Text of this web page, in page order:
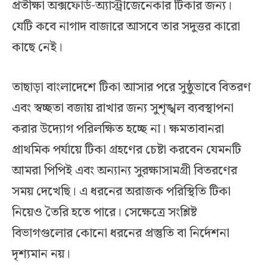
প্রতীক্ষা অক্সফোর্ড-অ্যাস্ট্রাজেনেকার টিকার জন্য।
যেটি কবে নাগাদ বাজারে আসবে তার সদুত্তর কারো
কাছে নেই।
তাছাড়া বাংলাদেশে টিকা আসার পরে সুষ্ঠুভাবে বিতরণ
এবং স্বচ্ছতা বজায় রাখার জন্য সুশৃঙ্খল ব্যবস্থাপনা
করার উদ্যোগ পরিলক্ষিত হচ্ছে না। ক্ষমতাবানরা
প্রাথমিক পর্যায়ে টিকা গ্রহণের চেষ্টা করবেন যেমনটি
আমরা পিপিই এবং অন্যান্য সুরক্ষাসামগ্রী বিতরণের
সময় দেখেছি। এ ধরনের অরাজক পরিস্থিতি টিকা
নিয়েও তৈরি হতে পারে। সেক্ষেত্রে সংশ্লিষ্ট
বিভাগগুলোর কোনো ধরনের প্রস্তুতি বা নির্দেশনা
দৃশ্যমান নয়।